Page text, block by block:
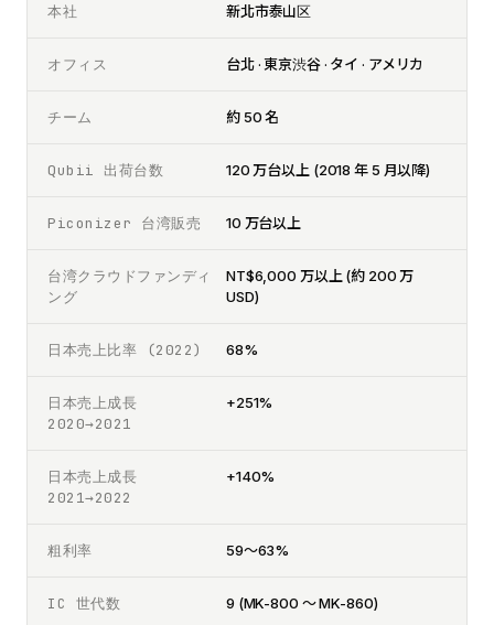
本社 新北市泰山区
オフィス 台北 · 東京渋谷 · タイ · アメリカ
チーム 約 50 名
Qubii 出荷台数 120 万台以上 (2018 年 5 月以降)
Piconizer 台湾販売 10 万台以上
台湾クラウドファンディ
ング
NT$6,000 万以上 (約 200 万
USD)
日本売上比率 (2022) 68%
日本売上成長
2020→2021
+251%
日本売上成長
2021→2022
+140%
粗利率 59〜63%
IC 世代数 9 (MK-800 〜 MK-860)